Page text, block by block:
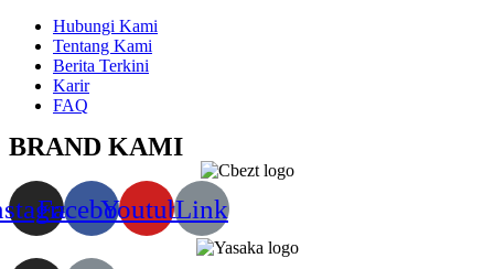
Hubungi Kami
Tentang Kami
Berita Terkini
Karir
FAQ
BRAND KAMI
FacebookYoutubeLink